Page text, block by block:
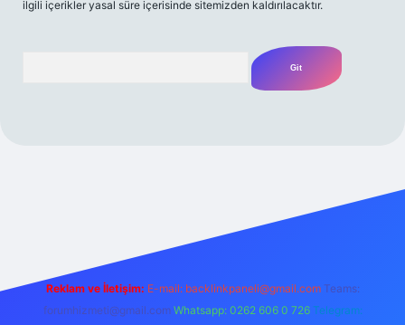
ilgili içerikler yasal süre içerisinde sitemizden kaldırılacaktır.
Reklam ve İletişim: E-mail: backlinkpaneli@gmail.com Teams:
forumhizmeti@gmail.com Whatsapp: 0262 606 0 726 Telegram: